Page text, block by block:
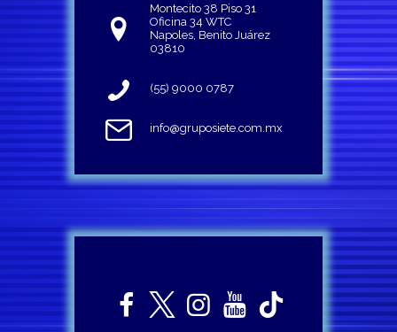
Montecito 38 Piso 31
Oficina 34 WTC
Napoles, Benito Juárez
03810
(55) 9000 0787
info@gruposiete.com.mx